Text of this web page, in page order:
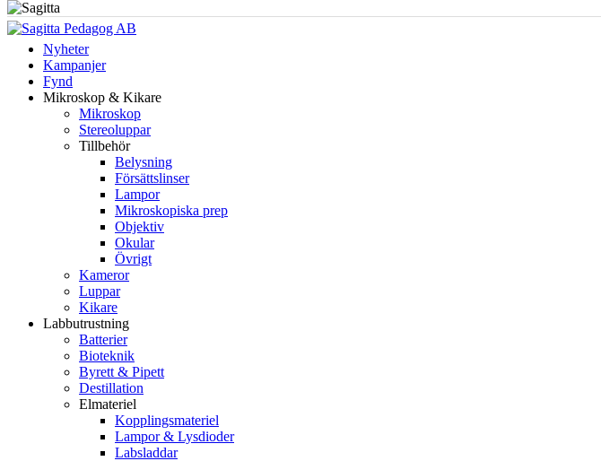
Nyheter
Kampanjer
Fynd
Mikroskop & Kikare
Mikroskop
Stereoluppar
Tillbehör
Belysning
Försättslinser
Lampor
Mikroskopiska prep
Objektiv
Okular
Övrigt
Kameror
Luppar
Kikare
Labbutrustning
Batterier
Bioteknik
Byrett & Pipett
Destillation
Elmateriel
Kopplingsmateriel
Lampor & Lysdioder
Labsladdar